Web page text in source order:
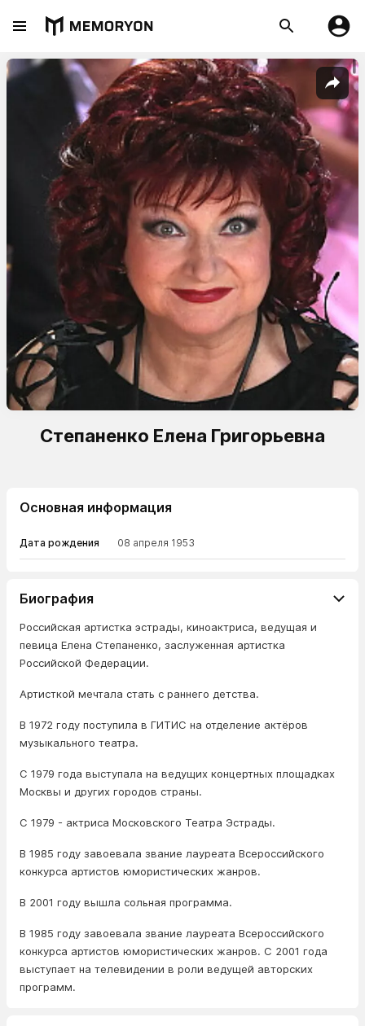
Степаненко Елена Григорьевна
Основная информация
Дата рождения 08 апреля 1953
Биография
Российская артистка эстрады, киноактриса, ведущая и
певица Елена Степаненко, заслуженная артистка
Российской Федерации.
Артисткой мечтала стать с раннего детства.
В 1972 году поступила в ГИТИС на отделение актёров
музыкального театра.
С 1979 года выступала на ведущих концертных площадках
Москвы и других городов страны.
С 1979 - актриса Московского Театра Эстрады.
В 1985 году завоевала звание лауреата Всероссийского
конкурса артистов юмористических жанров.
В 2001 году вышла сольная программа.
В 1985 году завоевала звание лауреата Всероссийского
конкурса артистов юмористических жанров. С 2001 года
выступает на телевидении в роли ведущей авторских
программ.